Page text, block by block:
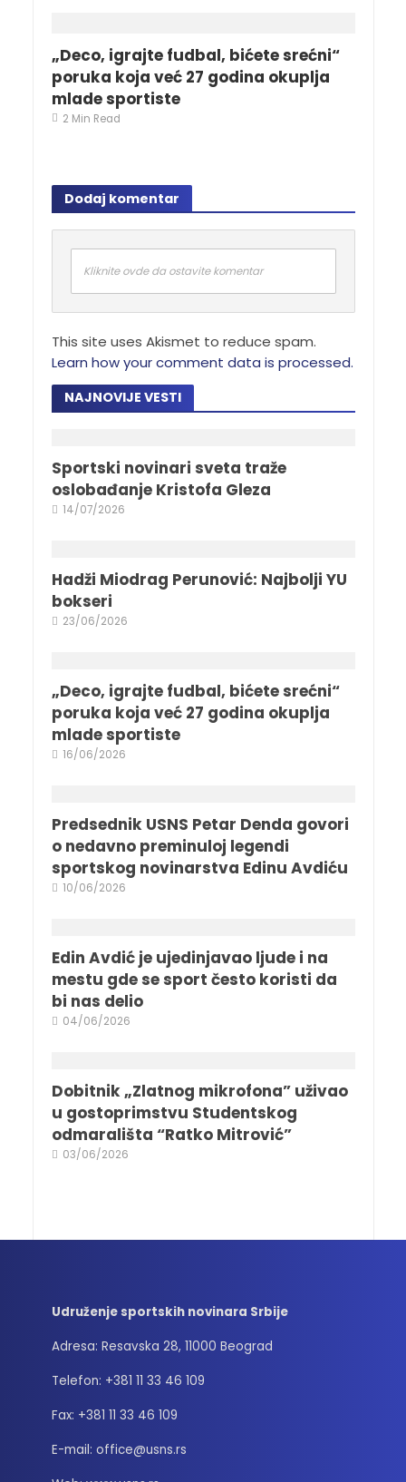
„Deco, igrajte fudbal, bićete srećni“
poruka koja već 27 godina okuplja
mlade sportiste
2 Min Read
Dodaj komentar
Kliknite ovde da ostavite komentar
This site uses Akismet to reduce spam.
Learn how your comment data is processed.
NAJNOVIJE VESTI
Sportski novinari sveta traže
oslobađanje Kristofa Gleza
14/07/2026
Hadži Miodrag Perunović: Najbolji YU
bokseri
23/06/2026
„Deco, igrajte fudbal, bićete srećni“
poruka koja već 27 godina okuplja
mlade sportiste
16/06/2026
Predsednik USNS Petar Denda govori
o nedavno preminuloj legendi
sportskog novinarstva Edinu Avdiću
10/06/2026
Edin Avdić je ujedinjavao ljude i na
mestu gde se sport često koristi da
bi nas delio
04/06/2026
Dobitnik „Zlatnog mikrofona” uživao
u gostoprimstvu Studentskog
odmarališta “Ratko Mitrović”
03/06/2026
Udruženje sportskih novinara Srbije
Adresa: Resavska 28, 11000 Beograd
Telefon: +381 11 33 46 109
Fax: +381 11 33 46 109
E-mail: office@usns.rs